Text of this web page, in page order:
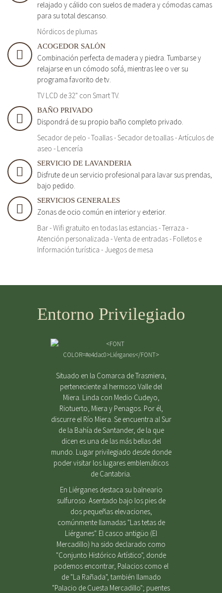
relajado y cálido con suelos de madera y cómodas camas
para su total descanso.
Nórdicos de plumas
ACOGEDOR SALÓN
Combinación perfecta de madera y piedra. Tumbarse y
relajarse en un cómodo sofá, mientras lee o ver su
programa favorito de tv.
TV LCD de 32" con Smart TV.
BAÑO PRIVADO
Dispondrá de su propio baño completo privado.
Secador de pelo - Toallas - Secador de toallas - Artículos de
aseo - Lencería
SERVICIO DE LAVANDERIA
Disfrute de un servicio profesional para lavar sus prendas,
bajo pedido.
SERVICIOS GENERALES
Zonas de ocio común en interior y exterior.
Bar - Wifi gratuito en todas las estancias - Terraza -
Atención personalizada - Venta de entradas - Folletos e
Información turística - Juegos de mesa
Entorno Privilegiado
Situado en la Comarca de Trasmiera,
perteneciente al hermoso Valle del
Miera. Linda con Medio Cudeyo,
Riotuerto, Miera y Penagos. Por él,
discurre el Río Miera. Se encuentra al Sur
de la Bahía de Santander, de la que
dicen es una de las más bellas del
mundo. Lugar privilegiado desde donde
poder visitar los lugares emblemáticos
de Cantabria.
En Liérganes destaca su balneario
sulfuroso. Asentado bajo los pies de
dos pequeñas elevaciones,
comúnmente llamadas "Las tetas de
Liérganes". El casco antigüo (El
Mercadillo) ha sido declarado como
"Conjunto Histórico Artístico", donde
podemos encontrar, Palacios como el
de "La Rañada", también llamado
"Palacio de Cuesta Mercadillo"; puentes